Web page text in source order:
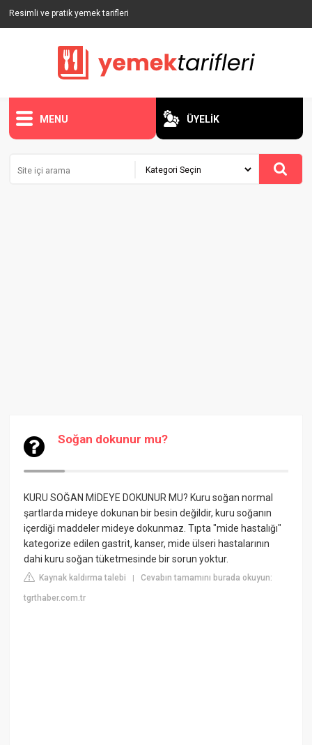
Resimli ve pratik yemek tarifleri
MENU ÜYELİK
Soğan dokunur mu?
KURU SOĞAN MİDEYE DOKUNUR MU? Kuru soğan normal
şartlarda mideye dokunan bir besin değildir, kuru soğanın
içerdiği maddeler mideye dokunmaz. Tıpta "mide hastalığı"
kategorize edilen gastrit, kanser, mide ülseri hastalarının
dahi kuru soğan tüketmesinde bir sorun yoktur.
Kaynak kaldırma talebi |Cevabın tamamını burada okuyun:
tgrthaber.com.tr